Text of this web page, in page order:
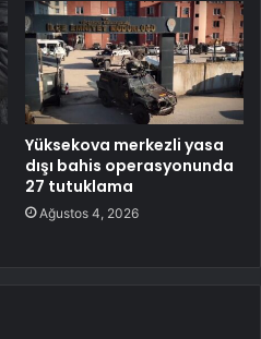
Yüksekova merkezli yasa
dışı bahis operasyonunda
27 tutuklama
Ağustos 4, 2026